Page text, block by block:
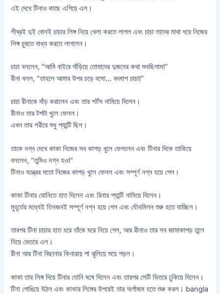
এই দেখে টিনাও কাছে এগিয়ে এল।
শীঘ্রই দুই বোনই চাচার লিঙ্গ নিয়ে খেলা করতে লাগল এবং চাচা তাদের মাথা ধরে নিজের
লিঙ্গ চুষতে বাধ্য করতে লাগলেন।
চাচা বললেন, “আমি বাইরে দাঁড়িয়ে তোমাদের দুজনের কথা শুনছিলাম!”
রীনা বলল, “তাহলে আমার উপর চড়ে বসো… বদমাশ চাচা!”
চাচা রীনাকে দাঁড় করালেন এবং তার শর্টস নামিয়ে দিলেন।
রীনাও তার টপটা খুলে ফেলল।
এখন তার শরীরে শুধু প্যান্টি ছিল।
তাকে নগ্ন দেখে কাকা নিজের সব কাপড় খুলে ফেললেন এবং টিনার দিকে তাকিয়ে
বললেন, “তুমিও নগ্ন হও!”
টিনাও যন্ত্রের মতো নিজের কাপড় খুলে ফেলল এবং সম্পূর্ণ নগ্ন হয়ে গেল।
কাকা টিনার যোনিতে হাত দিলেন এবং রিনার প্যান্টি নামিয়ে দিলেন।
মুহূর্তের মধ্যেই তিনজনই সম্পূর্ণ নগ্ন হয়ে গেল এবং যৌনমিলন শুরু হতে যাচ্ছিল।
তারপর টিনা চাচার হাত ধরে তাঁকে ঘরে নিয়ে গেল, আর রীনাও তার সব জামাকাপড় তুলে
নিয়ে ভেতরে এল।
রীনা আর টিনা বিছানার কিনারায় পা ঝুলিয়ে শুয়ে পড়ল।
কাকা তার লিঙ্গ দিয়ে টিনার যোনি ঘষে দিলেন এবং তারপর সেটি ভিতরে ঢুকিয়ে দিলেন।
টিনা গোঙিয়ে উঠল এবং কাকার লিঙ্গের উপরেই তার অর্গাজম হতে শুরু করল। bangla